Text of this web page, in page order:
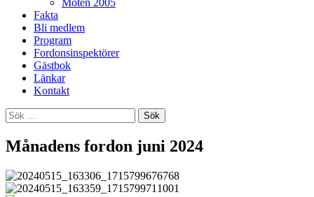
Möten 2005
Fakta
Bli medlem
Program
Fordonsinspektörer
Gästbok
Länkar
Kontakt
Sök
efter:
Månadens fordon juni 2024